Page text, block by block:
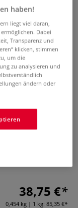
erhöht die
38,75 €
0,454 kg | 1 kg: 85,35 €
haben!
liegt viel daran,
Dabei
Transparenz und
klicken, stimmen
um die
zu analysieren und
ändern oder